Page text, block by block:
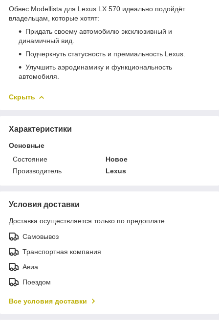
Обвес Modellista для Lexus LX 570 идеально подойдёт
владельцам, которые хотят:
Придать своему автомобилю эксклюзивный и
динамичный вид.
Подчеркнуть статусность и премиальность Lexus.
Улучшить аэродинамику и функциональность
автомобиля.
Скрыть
Характеристики
Основные
Состояние
Новое
Производитель
Lexus
Условия доставки
Доставка осуществляется только по предоплате.
Самовывоз
Транспортная компания
Авиа
Поездом
Все условия доставки